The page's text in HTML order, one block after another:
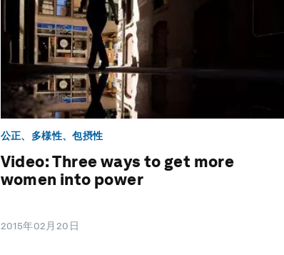
公正、多様性、包摂性
Video: Three ways to get more
women into power
2015年02月20日